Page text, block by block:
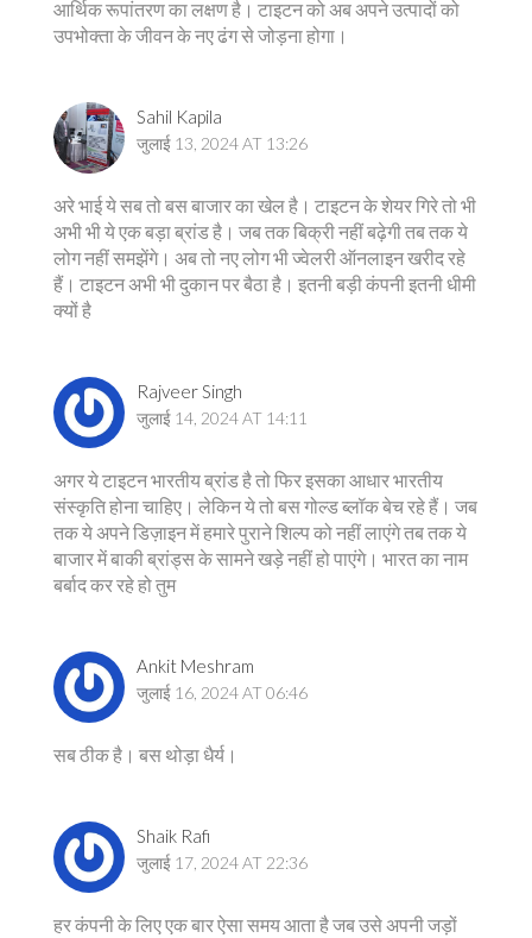
आर्थिक रूपांतरण का लक्षण है। टाइटन को अब अपने उत्पादों को
उपभोक्ता के जीवन के नए ढंग से जोड़ना होगा।
Sahil Kapila
जुलाई 13, 2024 AT 13:26
अरे भाई ये सब तो बस बाजार का खेल है। टाइटन के शेयर गिरे तो भी
अभी भी ये एक बड़ा ब्रांड है। जब तक बिक्री नहीं बढ़ेगी तब तक ये
लोग नहीं समझेंगे। अब तो नए लोग भी ज्वेलरी ऑनलाइन खरीद रहे
हैं। टाइटन अभी भी दुकान पर बैठा है। इतनी बड़ी कंपनी इतनी धीमी
क्यों है
Rajveer Singh
जुलाई 14, 2024 AT 14:11
अगर ये टाइटन भारतीय ब्रांड है तो फिर इसका आधार भारतीय
संस्कृति होना चाहिए। लेकिन ये तो बस गोल्ड ब्लॉक बेच रहे हैं। जब
तक ये अपने डिज़ाइन में हमारे पुराने शिल्प को नहीं लाएंगे तब तक ये
बाजार में बाकी ब्रांड्स के सामने खड़े नहीं हो पाएंगे। भारत का नाम
बर्बाद कर रहे हो तुम
Ankit Meshram
जुलाई 16, 2024 AT 06:46
सब ठीक है। बस थोड़ा धैर्य।
Shaik Rafi
जुलाई 17, 2024 AT 22:36
हर कंपनी के लिए एक बार ऐसा समय आता है जब उसे अपनी जड़ों